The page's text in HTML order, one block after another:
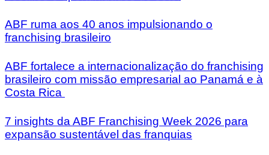
ABF ruma aos 40 anos impulsionando o
franchising brasileiro
ABF fortalece a internacionalização do franchising
brasileiro com missão empresarial ao Panamá e à
Costa Rica
7 insights da ABF Franchising Week 2026 para
expansão sustentável das franquias